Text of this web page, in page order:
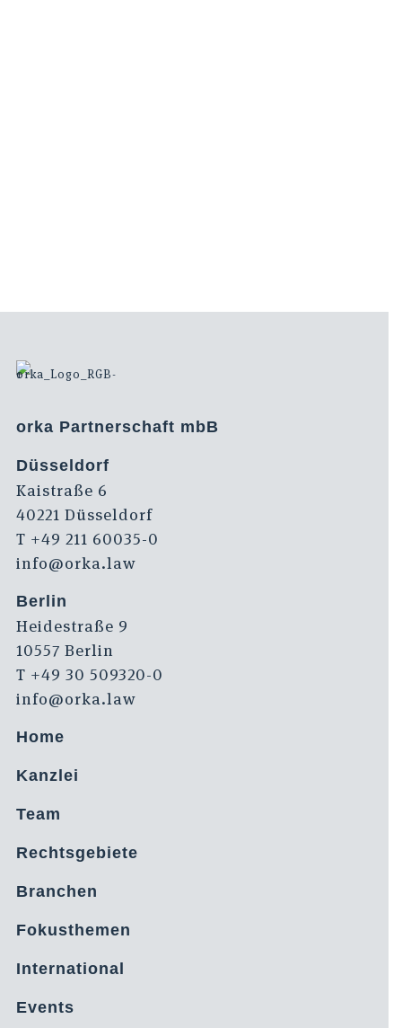
orka Partnerschaft mbB
Düsseldorf
Kaistraße 6
40221 Düsseldorf
T +49 211 60035-0
info@orka.law
Berlin
Heidestraße 9
10557 Berlin
T +49 30 509320-0
info@orka.law
Home
Kanzlei
Team
Rechtsgebiete
Branchen
Fokusthemen
International
Events